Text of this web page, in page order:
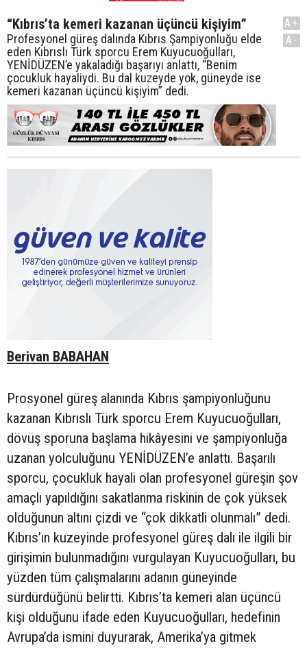
“Kıbrıs’ta kemeri kazanan üçüncü kişiyim”
Profesyonel güreş dalında Kıbrıs Şampiyonluğu elde
eden Kıbrıslı Türk sporcu Erem Kuyucuoğulları,
YENİDÜZEN’e yakaladığı başarıyı anlattı, “Benim
çocukluk hayaliydi. Bu dal kuzeyde yok, güneyde ise
kemeri kazanan üçüncü kişiyim” dedi.
A+
A-
Berivan BABAHAN
Prosyonel güreş alanında Kıbrıs şampiyonluğunu
kazanan Kıbrıslı Türk sporcu Erem Kuyucuoğulları,
dövüş sporuna başlama hikâyesini ve şampiyonluğa
uzanan yolculuğunu YENİDÜZEN’e anlattı. Başarılı
sporcu, çocukluk hayali olan profesyonel güreşin şov
amaçlı yapıldığını sakatlanma riskinin de çok yüksek
olduğunun altını çizdi ve “çok dikkatli olunmalı” dedi.
Kıbrıs’ın kuzeyinde profesyonel güreş dalı ile ilgili bir
girişimin bulunmadığını vurgulayan Kuyucuoğulları, bu
yüzden tüm çalışmalarını adanın güneyinde
sürdürdüğünü belirtti. Kıbrıs’ta kemeri alan üçüncü
kişi olduğunu ifade eden Kuyucuoğulları, hedefinin
Avrupa’da ismini duyurarak, Amerika’ya gitmek